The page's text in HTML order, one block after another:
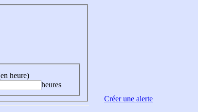
heure)
heures
Créer une alerte